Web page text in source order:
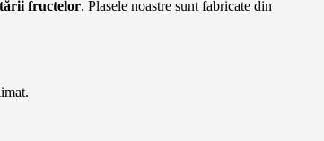
fructelor. Plasele noastre sunt fabricate din